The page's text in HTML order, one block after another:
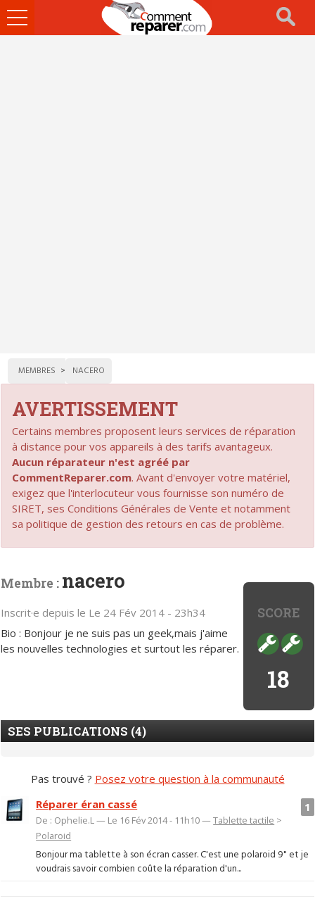
Ouvrir
le
MEMBRES NACERO
AVERTISSEMENT
Certains membres proposent leurs services de réparation
à distance pour vos appareils à des tarifs avantageux.
Aucun réparateur n'est agréé par
CommentReparer.com. Avant d'envoyer votre matériel,
exigez que l'interlocuteur vous fournisse son numéro de
SIRET, ses Conditions Générales de Vente et notamment
sa politique de gestion des retours en cas de problème.
SCORE
18
Membre : nacero
Inscrit·e depuis le Le 24 Fév 2014 - 23h34
Bio : Bonjour je ne suis pas un geek,mais j'aime
les nouvelles technologies et surtout les réparer.
SES PUBLICATIONS (4)
Pas trouvé ? Posez votre question à la communauté
1
Réparer éran cassé
De : Ophelie.L — Le 16 Fév 2014 - 11h10 —Tablette tactile >
Polaroid
Bonjour ma tablette à son écran casser. C'est une polaroid 9" et je
voudrais savoir combien coûte la réparation d'un...